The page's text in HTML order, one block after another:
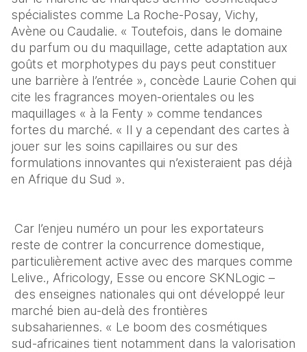
spécialistes comme La Roche-Posay, Vichy,
Avène ou Caudalie. « Toutefois, dans le domaine
du parfum ou du maquillage, cette adaptation aux
goûts et morphotypes du pays peut constituer
une barrière à l’entrée », concède Laurie Cohen qui
cite les fragrances moyen-orientales ou les
maquillages « à la Fenty » comme tendances
fortes du marché. « Il y a cependant des cartes à
jouer sur les soins capillaires ou sur des
formulations innovantes qui n’existeraient pas déjà
en Afrique du Sud ».
Car l’enjeu numéro un pour les exportateurs
reste de contrer la concurrence domestique,
particulièrement active avec des marques comme
Lelive., Africology, Esse ou encore SKNLogic –
des enseignes nationales qui ont développé leur
marché bien au-delà des frontières
subsahariennes. « Le boom des cosmétiques
sud-africaines tient notamment dans la valorisation